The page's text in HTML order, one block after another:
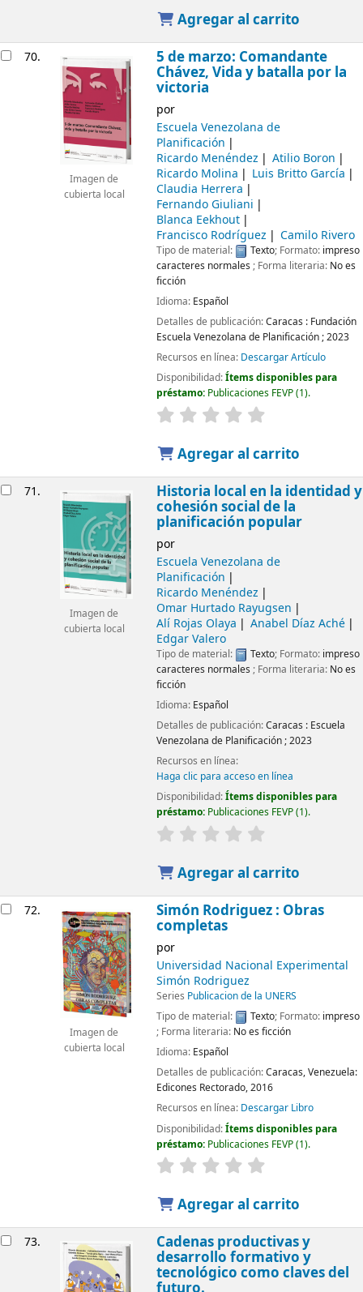
Agregar al carrito
70.
Imagen de
cubierta local
5 de marzo: Comandante
Chávez, Vida y batalla por la
victoria
por
Escuela Venezolana de
Planificación
Ricardo Menéndez
Atilio Boron
Ricardo Molina
Luis Britto García
Claudia Herrera
Fernando Giuliani
Blanca Eekhout
Francisco Rodríguez
Camilo Rivero
Tipo de material: Texto; Formato: impreso
caracteres normales ; Forma literaria: No es
ficción
Idioma: Español
Detalles de publicación:Caracas : Fundación
Escuela Venezolana de Planificación ;2023
Recursos en línea: Descargar Artículo
Disponibilidad:Ítems disponibles para
préstamo: Publicaciones FEVP(1).
Agregar al carrito
71.
Imagen de
cubierta local
Historia local en la identidad y
cohesión social de la
planificación popular
por
Escuela Venezolana de
Planificación
Ricardo Menéndez
Omar Hurtado Rayugsen
Alí Rojas Olaya
Anabel Díaz Aché
Edgar Valero
Tipo de material: Texto; Formato: impreso
caracteres normales ; Forma literaria: No es
ficción
Idioma: Español
Detalles de publicación:Caracas : Escuela
Venezolana de Planificación ;2023
Recursos en línea:
Haga clic para acceso en línea
Disponibilidad:Ítems disponibles para
préstamo: Publicaciones FEVP(1).
Agregar al carrito
72.
Imagen de
cubierta local
Simón Rodriguez : Obras
completas
por
Universidad Nacional Experimental
Simón Rodriguez
Series Publicacion de la UNERS
Tipo de material:
Texto; Formato: impreso
; Forma literaria: No es ficción
Idioma: Español
Detalles de publicación:Caracas, Venezuela:
Edicones Rectorado,2016
Recursos en línea: Descargar Libro
Disponibilidad:Ítems disponibles para
préstamo: Publicaciones FEVP(1).
Agregar al carrito
73. Cadenas productivas y
desarrollo formativo y
tecnológico como claves del